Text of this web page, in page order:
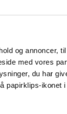
og annoncer,
med vores
du har
papirklips-ikonet